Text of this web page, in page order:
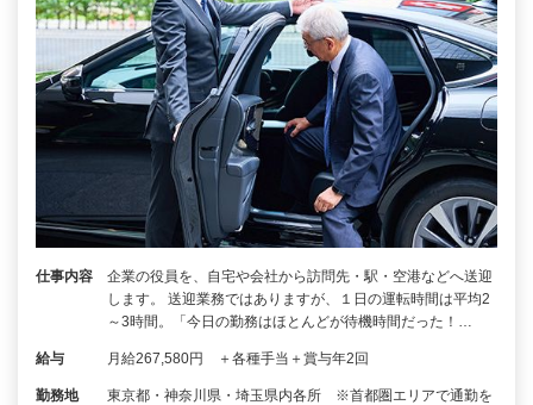
仕事内容
企業の役員を、自宅や会社から訪問先・駅・空港などへ送迎
します。 送迎業務ではありますが、１日の運転時間は平均2
～3時間。「今日の勤務はほとんどが待機時間だった！…
給与 月給267,580円 ＋各種手当＋賞与年2回
勤務地
東京都・神奈川県・埼玉県内各所 ※首都圏エリアで通勤を